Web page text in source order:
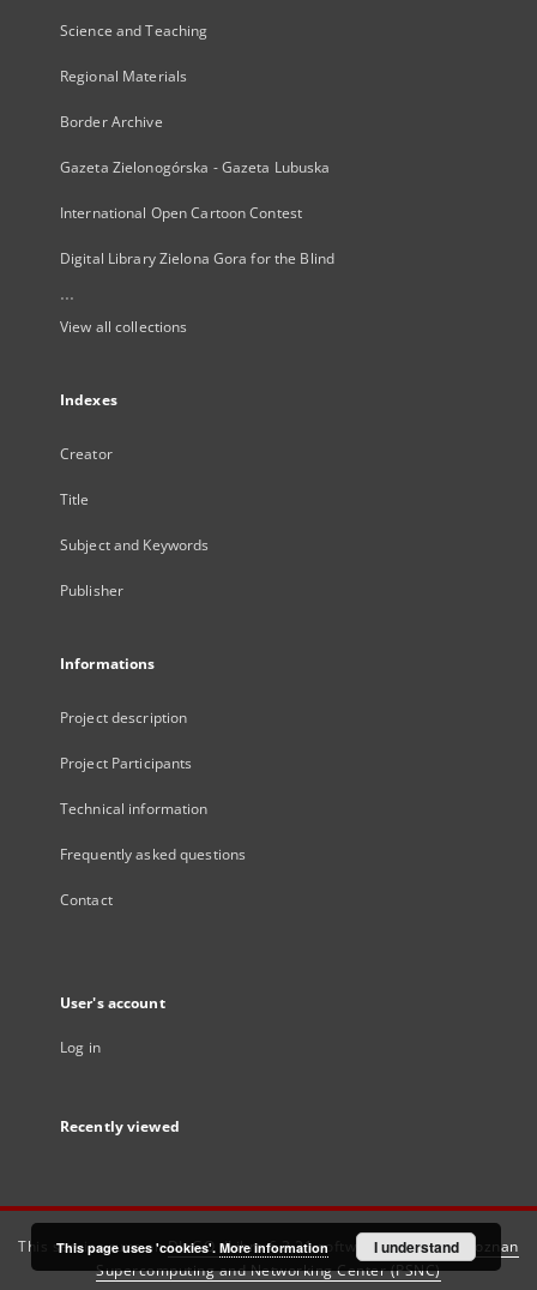
Science and Teaching
Regional Materials
Border Archive
Gazeta Zielonogórska - Gazeta Lubuska
International Open Cartoon Contest
Digital Library Zielona Gora for the Blind
...
View all collections
Indexes
Creator
Title
Subject and Keywords
Publisher
Informations
Project description
Project Participants
Technical information
Frequently asked questions
Contact
User's account
Log in
Recently viewed
This service runs onDInGO dLibra 6.3.21software created by
Poznan
Supercomputing and Networking Center (PSNC)
This page uses 'cookies'. More information I understand